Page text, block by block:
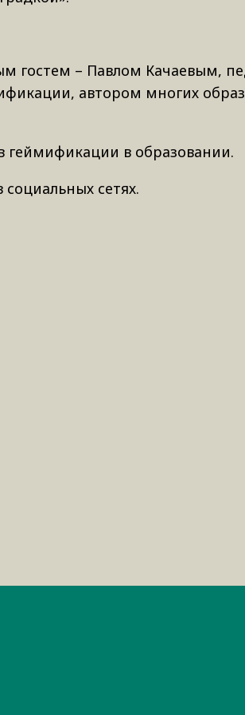
гостем – Павлом Качаевым,
автором многих
геймификации в образовании.
сетях.